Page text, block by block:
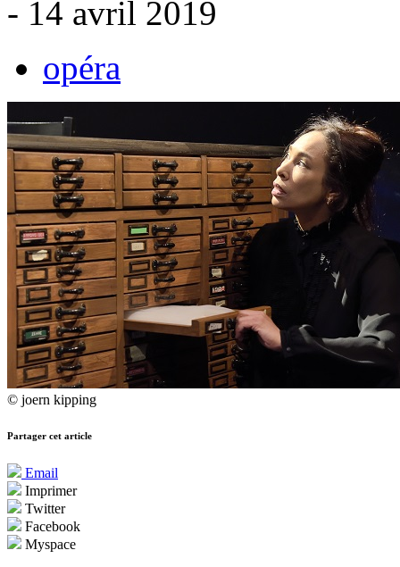
- 14 avril 2019
opéra
© joern kipping
Partager cet article
Email
Imprimer
Twitter
Facebook
Myspace